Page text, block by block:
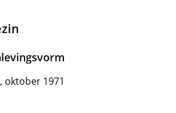
oktober 1971